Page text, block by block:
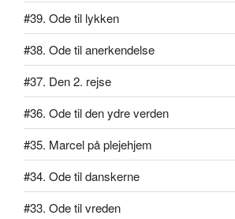
#39. Ode til lykken
#38. Ode til anerkendelse
#37. Den 2. rejse
#36. Ode til den ydre verden
#35. Marcel på plejehjem
#34. Ode til danskerne
#33. Ode til vreden